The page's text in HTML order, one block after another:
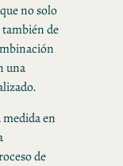
no solo
también de
una
medida en
de